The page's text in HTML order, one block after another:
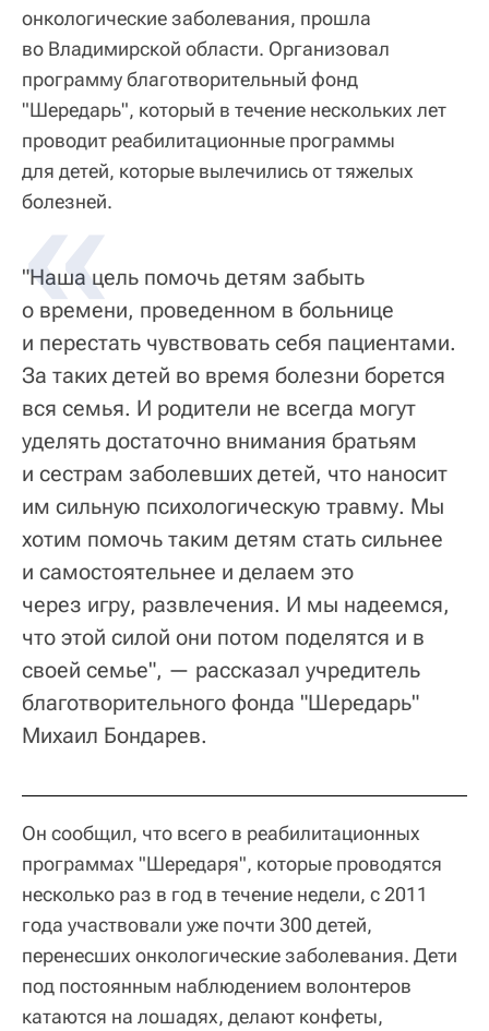
онкологические заболевания, прошла
во Владимирской области. Организовал
программу благотворительный фонд
"Шередарь", который в течение нескольких лет
проводит реабилитационные программы
для детей, которые вылечились от тяжелых
болезней.
"Наша цель помочь детям забыть
о времени, проведенном в больнице
и перестать чувствовать себя пациентами.
За таких детей во время болезни борется
вся семья. И родители не всегда могут
уделять достаточно внимания братьям
и сестрам заболевших детей, что наносит
им сильную психологическую травму. Мы
хотим помочь таким детям стать сильнее
и самостоятельнее и делаем это
через игру, развлечения. И мы надеемся,
что этой силой они потом поделятся и в
своей семье", — рассказал учредитель
благотворительного фонда "Шередарь"
Михаил Бондарев.
Он сообщил, что всего в реабилитационных
программах "Шередаря", которые проводятся
несколько раз в год в течение недели, с 2011
года участвовали уже почти 300 детей,
перенесших онкологические заболевания. Дети
под постоянным наблюдением волонтеров
катаются на лошадях, делают конфеты,